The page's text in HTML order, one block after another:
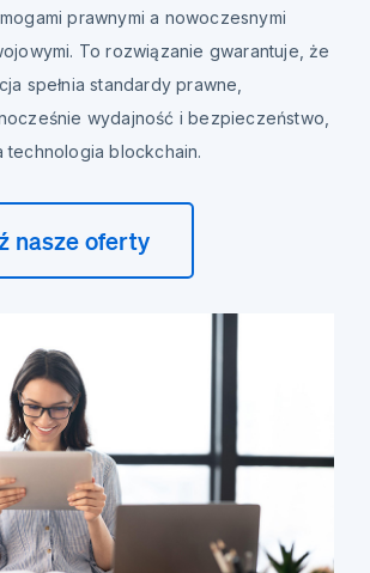
prawnymi a nowoczesnymi
To rozwiązanie gwarantuje, że
spełnia standardy prawne,
wydajność i bezpieczeństwo,
technologia blockchain.
nasze oferty